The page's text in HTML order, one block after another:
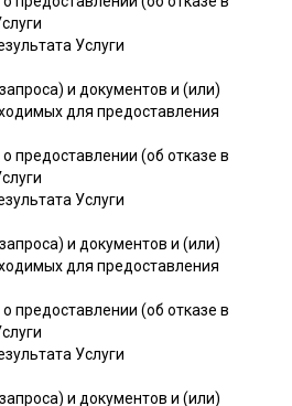
Услуги
и документов и (или)
для предоставления
предоставлении (об отказе в
Услуги
и документов и (или)
для предоставления
предоставлении (об отказе в
Услуги
и документов и (или)